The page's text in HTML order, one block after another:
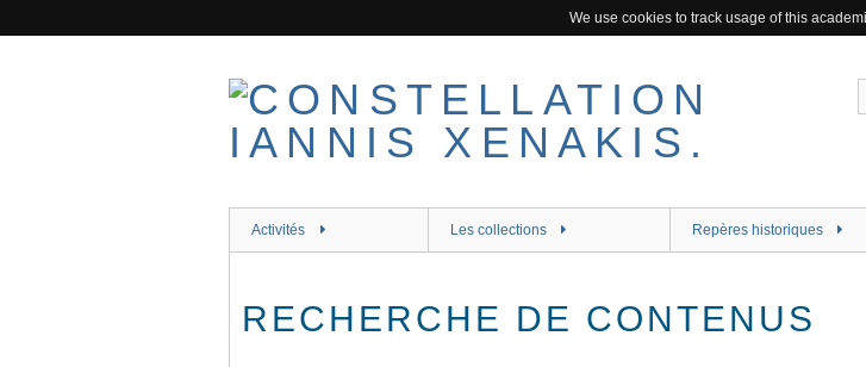
We use cookies to track usage of this
Activités Les collections Repères historiques
RECHERCHE DE CONTENUS